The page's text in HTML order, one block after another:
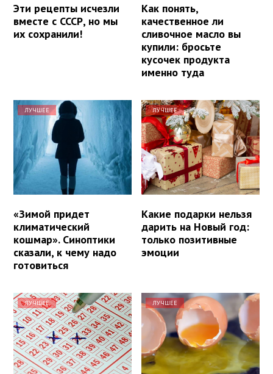
Эти рецепты исчезли
вместе с СССР, но мы
их сохранили!
Как понять,
качественное ли
сливочное масло вы
купили: бросьте
кусочек продукта
именно туда
ЛУЧШЕЕ
«Зимой придет
климатический
кошмар». Синоптики
сказали, к чему надо
готовиться
ЛУЧШЕЕ
Какие подарки нельзя
дарить на Новый год:
только позитивные
эмоции
ЛУЧШЕЕ ЛУЧШЕЕ